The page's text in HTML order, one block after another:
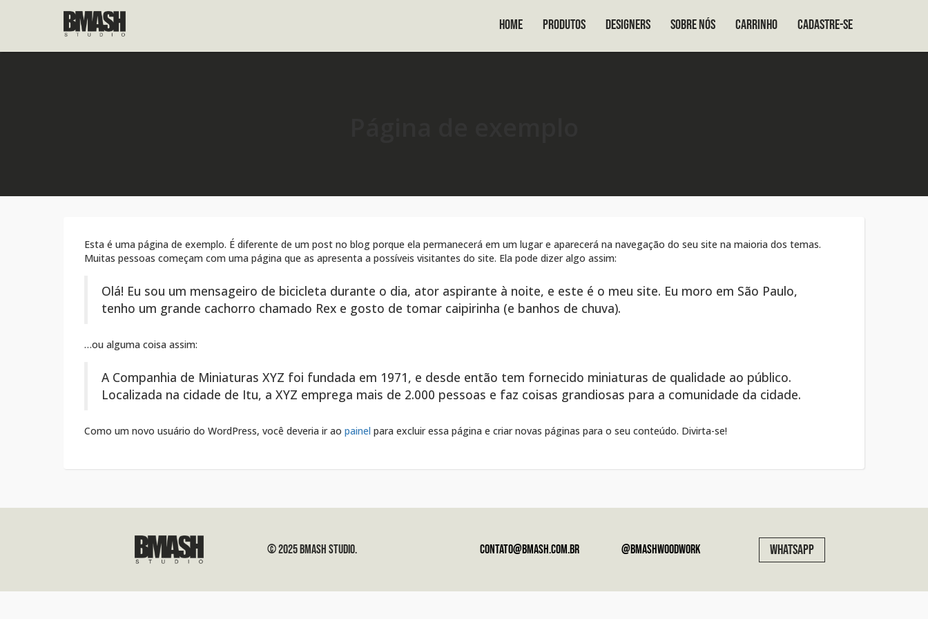
Pular para o conteúdo
Home Produtos Designers Sobre nós Carrinho Cadastre-se
Esta é uma página de exemplo. É diferente de um post no blog porque ela permanecerá em um lugar e aparecerá na navegação do seu site na maioria dos temas.
Muitas pessoas começam com uma página que as apresenta a possíveis visitantes do site. Ela pode dizer algo assim:
Olá! Eu sou um mensageiro de bicicleta durante o dia, ator aspirante à noite, e este é o meu site. Eu moro em São Paulo,
tenho um grande cachorro chamado Rex e gosto de tomar caipirinha (e banhos de chuva).
…ou alguma coisa assim:
A Companhia de Miniaturas XYZ foi fundada em 1971, e desde então tem fornecido miniaturas de qualidade ao público.
Localizada na cidade de Itu, a XYZ emprega mais de 2.000 pessoas e faz coisas grandiosas para a comunidade da cidade.
Como um novo usuário do WordPress, você deveria ir ao painel para excluir essa página e criar novas páginas para o seu conteúdo. Divirta-se!
© 2025 BMASH STUDIO. contato@bmash.com.br @bmashwoodwork WHATSAPP